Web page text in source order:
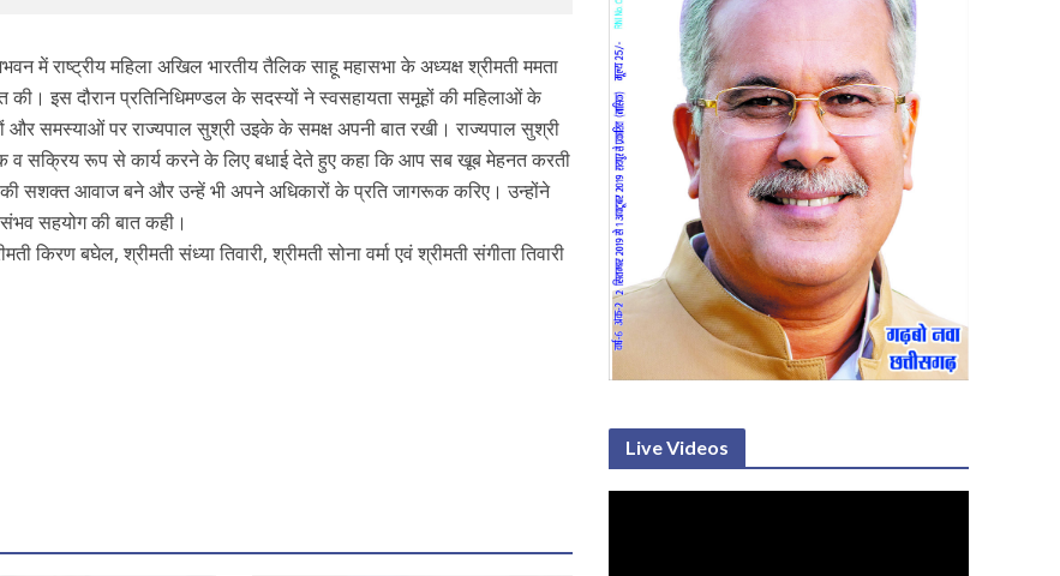
में राष्ट्रीय महिला अखिल भारतीय तैलिक साहू महासभा के अध्यक्ष श्रीमती ममता
की। इस दौरान प्रतिनिधिमण्डल के सदस्यों ने स्वसहायता समूहों की महिलाओं के
और समस्याओं पर राज्यपाल सुश्री उइके के समक्ष अपनी बात रखी। राज्यपाल सुश्री
व सक्रिय रूप से कार्य करने के लिए बधाई देते हुए कहा कि आप सब खूब मेहनत करती
सशक्त आवाज बने और उन्हें भी अपने अधिकारों के प्रति जागरूक करिए। उन्होंने
सहयोग की बात कही।
किरण बघेल, श्रीमती संध्या तिवारी, श्रीमती सोना वर्मा एवं श्रीमती संगीता तिवारी
Live Videos